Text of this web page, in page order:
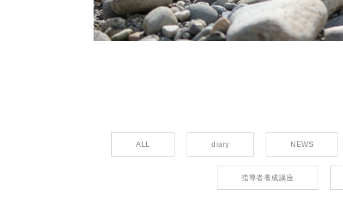
ALL diary NEWS
指導者養成講座